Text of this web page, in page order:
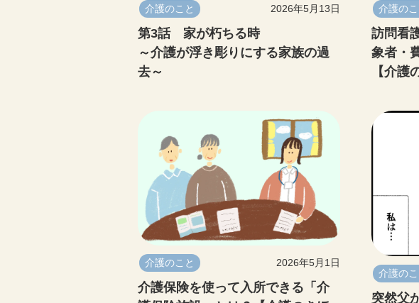
介護のこと 2026年5月13日
第3話 家が朽ちる時
～介護が浮き彫りにする家族の過
去～
介護のこ
訪問看
象者・
【介護
介護のこと 2026年5月1日
介護保険を使って入所できる「介
介護のこ
突然父